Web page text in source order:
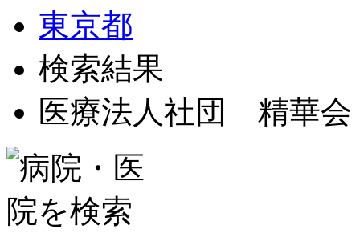
東京都
検索結果
医療法人社団 精華